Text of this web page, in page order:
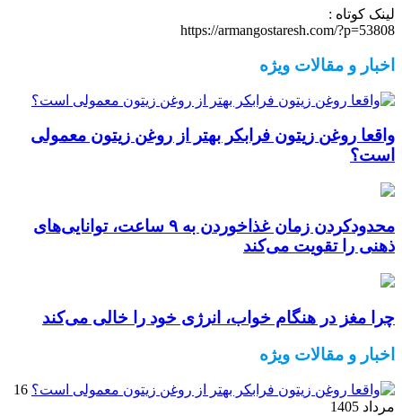
لینک کوتاه :
https://armangostaresh.com/?p=53808
اخبار و مقالات ویژه
واقعا روغن زیتون فرابکر بهتر از روغن زیتون معمولی
است؟
محدودکردن زمان غذاخوردن به ۹ ساعت، توانایی‌های
ذهنی را تقویت می‌کند
چرا مغز در هنگام خواب، انرژی خود را خالی می‌کند
اخبار و مقالات ویژه
16
مرداد 1405